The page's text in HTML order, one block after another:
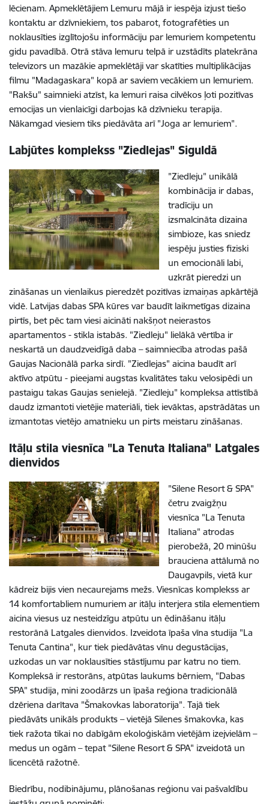
lēcienam. Apmeklētājiem Lemuru mājā ir iespēja izjust tiešo
kontaktu ar dzīvniekiem, tos pabarot, fotografēties un
noklausīties izglītojošu informāciju par lemuriem kompetentu
gidu pavadībā. Otrā stāva lemuru telpā ir uzstādīts platekrāna
televizors un mazākie apmeklētāji var skatīties multiplikācijas
filmu "Madagaskara" kopā ar saviem vecākiem un lemuriem.
"Rakšu" saimnieki atzīst, ka lemuri raisa cilvēkos ļoti pozitīvas
emocijas un vienlaicīgi darbojas kā dzīvnieku terapija.
Nākamgad viesiem tiks piedāvāta arī "Joga ar lemuriem".
Labjūtes komplekss "Ziedlejas" Siguldā
"Ziedleju" unikālā
kombinācija ir dabas,
tradīciju un
izsmalcināta dizaina
simbioze, kas sniedz
iespēju justies fiziski
un emocionāli labi,
uzkrāt pieredzi un
zināšanas un vienlaikus pieredzēt pozitīvas izmaiņas apkārtējā
vidē. Latvijas dabas SPA kūres var baudīt laikmetīgas dizaina
pirtīs, bet pēc tam viesi aicināti nakšņot neierastos
apartamentos - stikla istabās. "Ziedleju" lielākā vērtība ir
neskartā un daudzveidīgā daba – saimniecība atrodas pašā
Gaujas Nacionālā parka sirdī. "Ziedlejas" aicina baudīt arī
aktīvo atpūtu - pieejami augstas kvalitātes taku velosipēdi un
pastaigu takas Gaujas senielejā. "Ziedleju" kompleksa attīstībā
daudz izmantoti vietējie materiāli, tiek ievāktas, apstrādātas un
izmantotas vietējo amatnieku un pirts meistaru zināšanas.
Itāļu stila viesnīca "La Tenuta Italiana" Latgales
dienvidos
"Silene Resort & SPA"
četru zvaigžņu
viesnīca "La Tenuta
Italiana" atrodas
pierobežā, 20 minūšu
brauciena attālumā no
Daugavpils, vietā kur
kādreiz bijis vien necaurejams mežs. Viesnīcas komplekss ar
14 komfortabliem numuriem ar itāļu interjera stila elementiem
aicina viesus uz nesteidzīgu atpūtu un ēdināšanu itāļu
restorānā Latgales dienvidos. Izveidota īpaša vīna studija "La
Tenuta Cantina", kur tiek piedāvātas vīnu degustācijas,
uzkodas un var noklausīties stāstījumu par katru no tiem.
Kompleksā ir restorāns, atpūtas laukums bērniem, "Dabas
SPA" studija, mini zoodārzs un īpaša reģiona tradicionālā
dzēriena darītava "Šmakovkas laboratorija". Tajā tiek
piedāvāts unikāls produkts – vietējā Silenes šmakovka, kas
tiek ražota tikai no dabīgām ekoloģiskām vietējām izejvielām –
medus un ogām – tepat "Silene Resort & SPA" izveidotā un
licencētā ražotnē.
Biedrību, nodibinājumu, plānošanas reģionu vai pašvaldību